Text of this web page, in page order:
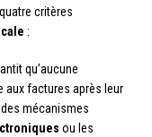
critères
:
qu’aucune
aux factures après leur
mécanismes
ou les